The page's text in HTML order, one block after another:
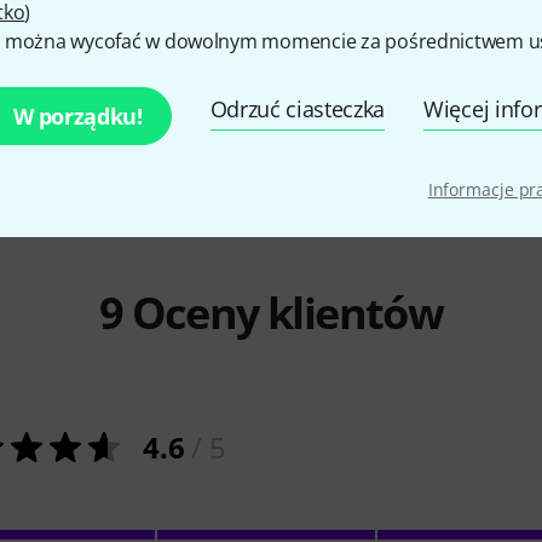
)
można wycofać w dowolnym momencie za pośrednictwem
W porządku! Odrzuć ciasteczka Więcej
Informacje
Mandolin
2
949 zł
2-P
9 Oceny klientów
4.6